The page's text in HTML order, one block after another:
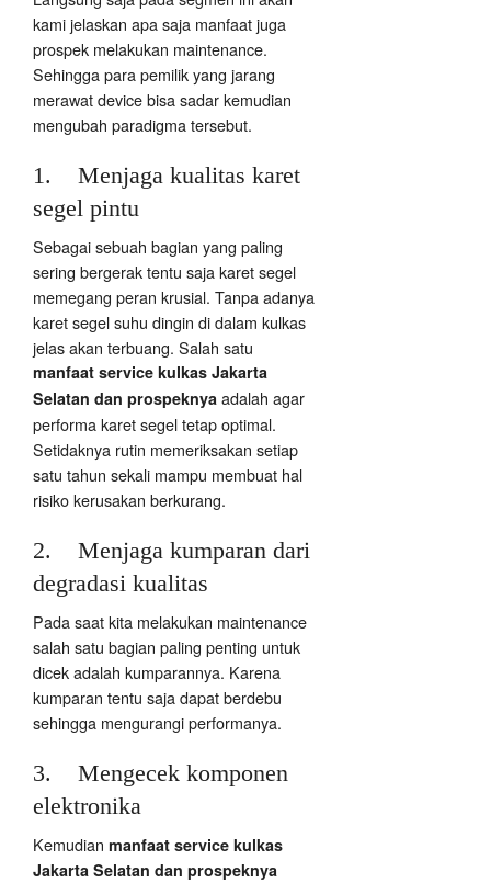
kami jelaskan apa saja manfaat juga
prospek melakukan maintenance.
Sehingga para pemilik yang jarang
merawat device bisa sadar kemudian
mengubah paradigma tersebut.
1. Menjaga kualitas karet
segel pintu
Sebagai sebuah bagian yang paling
sering bergerak tentu saja karet segel
memegang peran krusial. Tanpa adanya
karet segel suhu dingin di dalam kulkas
jelas akan terbuang. Salah satu
manfaat service kulkas Jakarta
Selatan dan prospeknya adalah agar
performa karet segel tetap optimal.
Setidaknya rutin memeriksakan setiap
satu tahun sekali mampu membuat hal
risiko kerusakan berkurang.
2. Menjaga kumparan dari
degradasi kualitas
Pada saat kita melakukan maintenance
salah satu bagian paling penting untuk
dicek adalah kumparannya. Karena
kumparan tentu saja dapat berdebu
sehingga mengurangi performanya.
3. Mengecek komponen
elektronika
Kemudian manfaat service kulkas
Jakarta Selatan dan prospeknya